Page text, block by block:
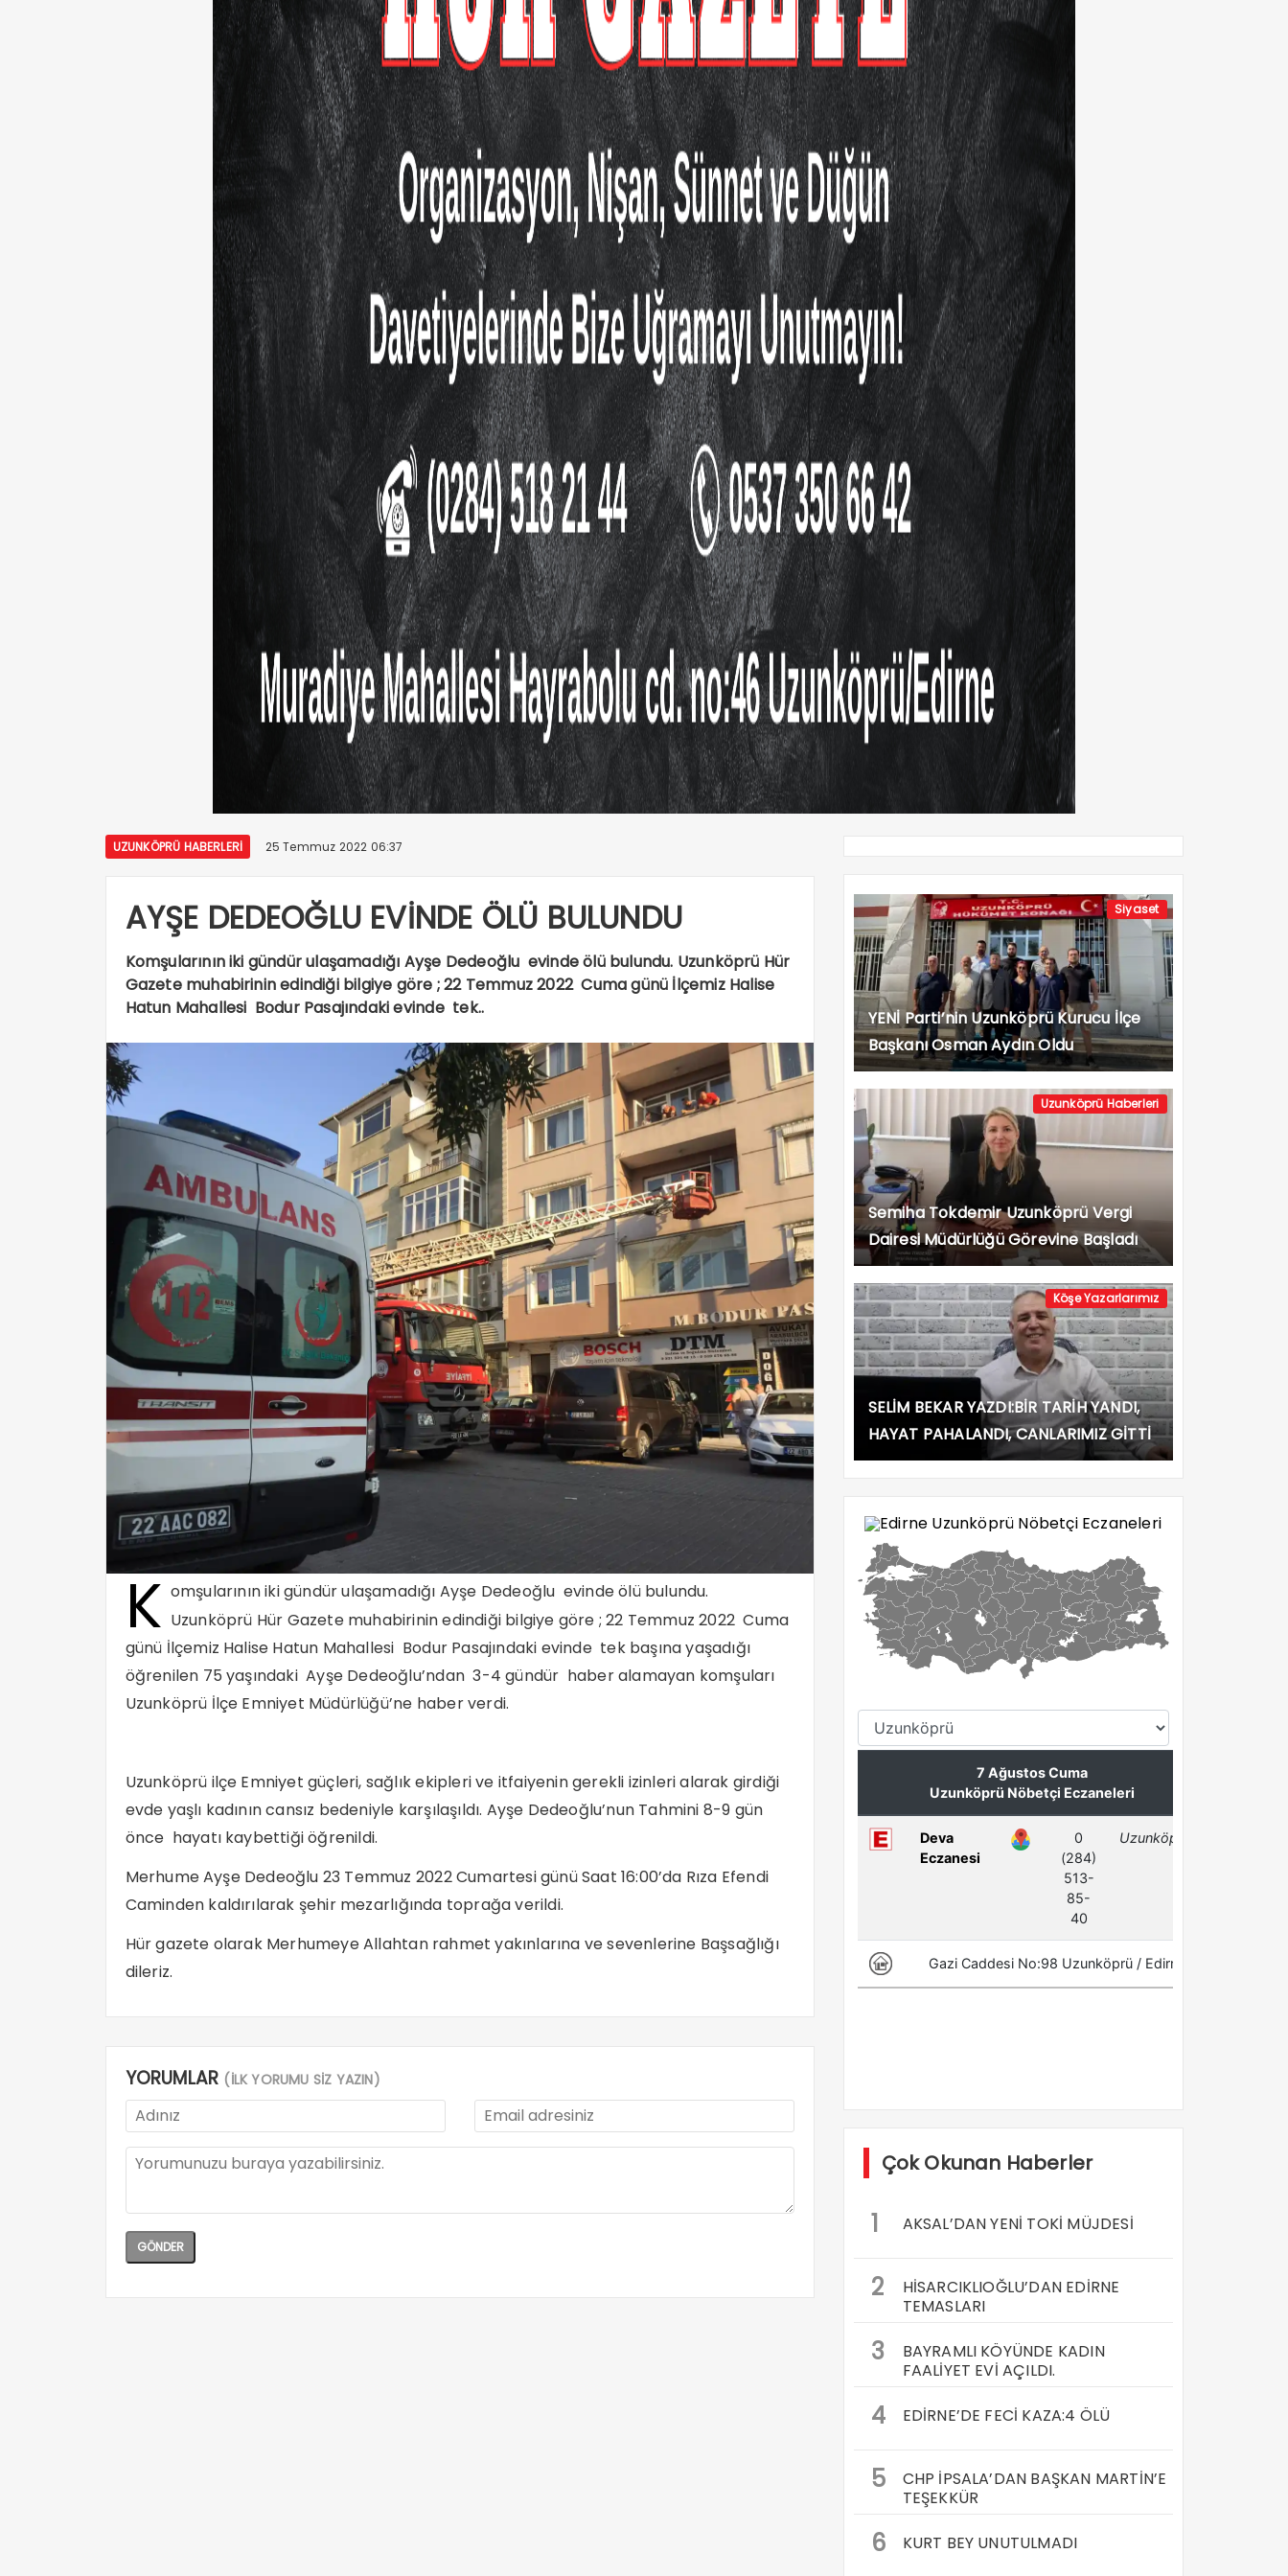
UZUNKÖPRÜ HABERLERI 25 Temmuz 2022 06:37
AYŞE DEDEOĞLU EVİNDE ÖLÜ BULUNDU
Komşularının iki gündür ulaşamadığı Ayşe Dedeoğlu evinde ölü bulundu. Uzunköprü Hür
Gazete muhabirinin edindiği bilgiye göre ; 22 Temmuz 2022 Cuma günü İlçemiz Halise
Hatun Mahallesi Bodur Pasajındaki evinde tek..
K omşularının iki gündür ulaşamadığı Ayşe Dedeoğlu evinde ölü bulundu.
Uzunköprü Hür Gazete muhabirinin edindiği bilgiye göre ; 22 Temmuz 2022 Cuma
günü İlçemiz Halise Hatun Mahallesi Bodur Pasajındaki evinde tek başına yaşadığı
öğrenilen 75 yaşındaki Ayşe Dedeoğlu’ndan 3-4 gündür haber alamayan komşuları
Uzunköprü İlçe Emniyet Müdürlüğü’ne haber verdi.
Uzunköprü ilçe Emniyet güçleri, sağlık ekipleri ve itfaiyenin gerekli izinleri alarak girdiği
evde yaşlı kadının cansız bedeniyle karşılaşıldı. Ayşe Dedeoğlu’nun Tahmini 8-9 gün
önce hayatı kaybettiği öğrenildi.
Merhume Ayşe Dedeoğlu 23 Temmuz 2022 Cumartesi günü Saat 16:00’da Rıza Efendi
Caminden kaldırılarak şehir mezarlığında toprağa verildi.
Hür gazete olarak Merhumeye Allahtan rahmet yakınlarına ve sevenlerine Başsağlığı
dileriz.
YORUMLAR (İLK YORUMU SİZ YAZIN)
Siyaset
YENİ Parti’nin Uzunköprü Kurucu İlçe
Başkanı Osman Aydın Oldu
Uzunköprü Haberleri
Semiha Tokdemir Uzunköprü Vergi
Dairesi Müdürlüğü Görevine Başladı
Köşe Yazarlarımız
SELİM BEKAR YAZDI:BİR TARİH YANDI,
HAYAT PAHALANDI, CANLARIMIZ GİTTİ
Çok Okunan Haberler
1 AKSAL’DAN YENİ TOKİ MÜJDESİ
2
HİSARCIKLIOĞLU’DAN EDİRNE
TEMASLARI
3
BAYRAMLI KÖYÜNDE KADIN
FAALİYET EVİ AÇILDI.
4 EDİRNE’DE FECİ KAZA:4 ÖLÜ
5
CHP İPSALA’DAN BAŞKAN MARTİN’E
TEŞEKKÜR
6 KURT BEY UNUTULMADI